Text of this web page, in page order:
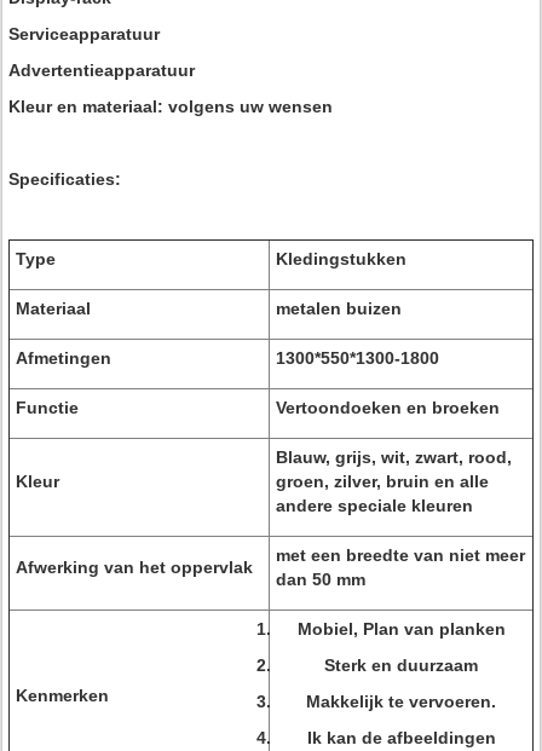
Serviceapparatuur
Advertentieapparatuur
Kleur en materiaal: volgens uw wensen
Specificaties:
Type Kledingstukken
Materiaal metalen buizen
Afmetingen 1300*550*1300-1800
Functie Vertoondoeken en broeken
Kleur
Blauw, grijs, wit, zwart, rood,
groen, zilver, bruin en alle
andere speciale kleuren
Afwerking van het oppervlak
met een breedte van niet meer
dan 50 mm
Kenmerken
Mobiel, Plan van planken
Sterk en duurzaam
Makkelijk te vervoeren.
Ik kan de afbeeldingen